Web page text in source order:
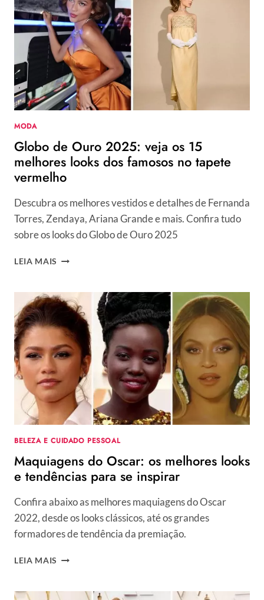
TÃO
BEM-
SUCEDIDAS
QUANTO
SUAS
IRMÃS,
MAS
SEM
A
MODA
Globo de Ouro 2025: veja os 15
melhores looks dos famosos no tapete
vermelho
Descubra os melhores vestidos e detalhes de Fernanda
Torres, Zendaya, Ariana Grande e mais. Confira tudo
sobre os looks do Globo de Ouro 2025
LEIA MAIS GLOBO
2025:
VEJA
15
MELHORES
LOOKS
DOS
FAMOSOS
NO
TAPETE
VERMELHO
BELEZA E CUIDADO PESSOAL
Maquiagens do Oscar: os melhores looks
e tendências para se inspirar
Confira abaixo as melhores maquiagens do Oscar
2022, desde os looks clássicos, até os grandes
formadores de tendência da premiação.
LEIA MAIS MAQUIAGENS
OS